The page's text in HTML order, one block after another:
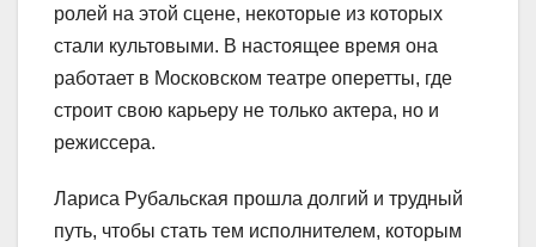
ролей на этой сцене, некоторые из которых
стали культовыми. В настоящее время она
работает в Московском театре оперетты, где
строит свою карьеру не только актера, но и
режиссера.
Лариса Рубальская прошла долгий и трудный
путь, чтобы стать тем исполнителем, которым